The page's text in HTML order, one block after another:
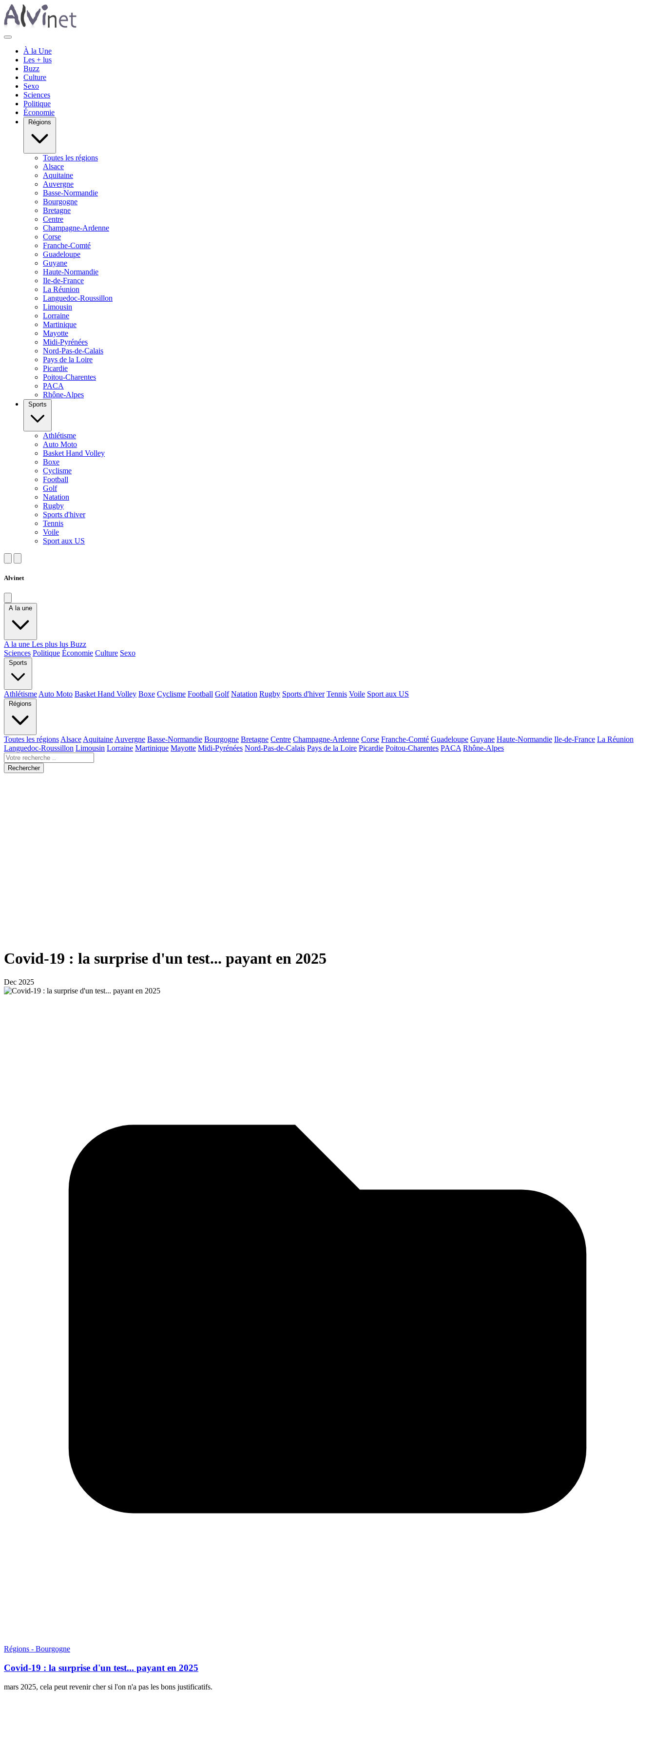
À la Une
Les + lus
Buzz
Culture
Sexo
Sciences
Politique
Économie
Régions
Toutes les régions
Alsace
Aquitaine
Auvergne
Basse-Normandie
Bourgogne
Bretagne
Centre
Champagne-Ardenne
Corse
Franche-Comté
Guadeloupe
Guyane
Haute-Normandie
Ile-de-France
La Réunion
Languedoc-Roussillon
Limousin
Lorraine
Martinique
Mayotte
Midi-Pyrénées
Nord-Pas-de-Calais
Pays de la Loire
Picardie
Poitou-Charentes
PACA
Rhône-Alpes
Sports
Athlétisme
Auto Moto
Basket Hand Volley
Boxe
Cyclisme
Football
Golf
Natation
Rugby
Sports d'hiver
Tennis
Voile
Sport aux US
Alvinet
A la une
A la une Les plus lus Buzz
Sciences Politique Économie Culture Sexo
Sports
Athlétisme Auto Moto Basket Hand Volley Boxe Cyclisme Football Golf Natation Rugby Sports d'hiver Tennis Voile Sport aux US
Régions
Toutes les régions Alsace Aquitaine Auvergne Basse-Normandie Bourgogne Bretagne Centre Champagne-Ardenne Corse Franche-Comté Guadeloupe Guyane Haute-Normandie Ile-de-France La Réunion
Languedoc-Roussillon Limousin Lorraine Martinique Mayotte Midi-Pyrénées Nord-Pas-de-Calais Pays de la Loire Picardie Poitou-Charentes PACA Rhône-Alpes
Rechercher
Covid-19 : la surprise d'un test... payant en 2025
Dec 2025
Régions - Bourgogne
Covid-19 : la surprise d'un test... payant en 2025
mars 2025, cela peut revenir cher si l'on n'a pas les bons justificatifs.